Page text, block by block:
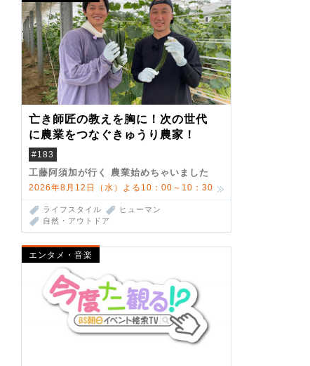
亡き師匠の教えを胸に！次の世代
に農業をつなぐきゅうり農家！
#183
工藤阿須加が行く 農業始めちゃいました
2026年8月12日（水）よる10：00～10：30
ライフスタイル
ヒューマン
自然・アウトドア
エンタメ・音楽